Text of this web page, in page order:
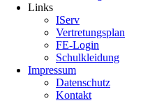
Links
IServ
Vertretungsplan
FE-Login
Schulkleidung
Impressum
Datenschutz
Kontakt